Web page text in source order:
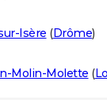
Isère (Drôme)
Molin-Molette (